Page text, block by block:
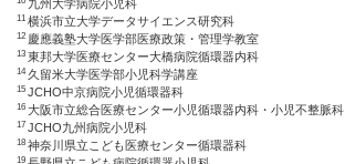
九州大学病院小児科
11 横浜市立大学データサイエンス研究科
12 慶應義塾大学医学部医療政策・管理学教室
13 東邦大学医療センター大橋病院循環器内科
14 久留米大学医学部小児科学講座
15 JCHO中京病院小児循環器科
16 大阪市立総合医療センター小児循環器内科・小児不整脈科
17 JCHO九州病院小児科
18 神奈川県立こども医療センター循環器科
19